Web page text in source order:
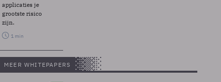
applicaties je
grootste risico
zijn.
1 min
MEER WHITEPAPERS